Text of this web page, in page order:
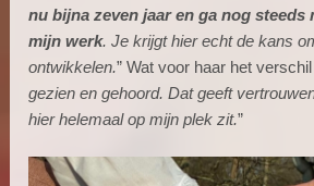
nu bijna zeven jaar en ga nog steeds
mijn werk. Je krijgt hier echt de kans
ontwikkelen.” Wat voor haar het
gezien en gehoord. Dat geeft
hier helemaal op mijn plek zit.”